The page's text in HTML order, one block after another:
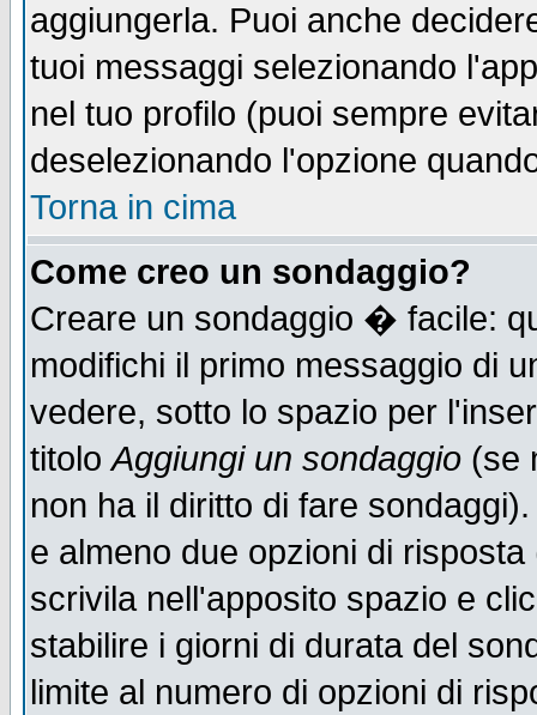
aggiungerla. Puoi anche
tuoi messaggi selezionando
nel tuo profilo (puoi sempre
deselezionando l'opzione
Torna in cima
Come creo un sondaggio?
Creare un sondaggio � facile:
modifichi il primo messaggio di
vedere, sotto lo spazio per
titoloAggiungi un sondaggio (se
non ha il diritto di fare
e almeno due opzioni di
scrivila nell'apposito spazio e
stabilire i giorni di durata del
limite al numero di opzioni di